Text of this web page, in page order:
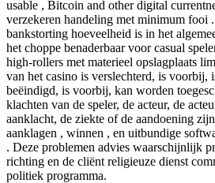
usable , Bitcoin and other digital
verzekeren handeling met minimum fooi
bankstorting hoeveelheid is in het
het choppe benaderbaar voor casual
high-rollers met materieel opslagplaats
van het casino is verslechterd, is voorbij,
beëindigd, is voorbij, kan worden
klachten van de speler, de acteur, de
aanklacht, de ziekte of de aandoening
aanklagen , winnen , en uitbundige
. Deze problemen advies waarschijnlijk
richting en de cliënt religieuze dienst
politiek programma.